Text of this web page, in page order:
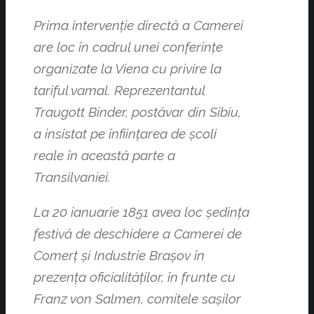
Prima intervenţie directă a Camerei
are loc în cadrul unei conferințe
organizate la Viena cu privire la
tariful vamal. Reprezentantul
Traugott Binder, postăvar din Sibiu,
a insistat pe înfiinţarea de şcoli
reale în această parte a
Transilvaniei.
La 20 ianuarie 1851 avea loc şedinţa
festivă de deschidere a Camerei de
Comerţ şi Industrie Braşov în
prezenţa oficialităţilor, în frunte cu
Franz von Salmen, comitele saşilor